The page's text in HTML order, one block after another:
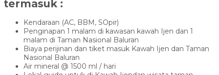
termasuk :
Kendaraan (AC, BBM, SOpir)
Penginapan 1 malam di kawasan kawah Ijen dan 1
malam di Taman Nasional Baluran
Biaya perijinan dan tiket masuk Kawah Ijen dan Taman
Nasional Baluran
Air mineral @ 1500 ml / hari